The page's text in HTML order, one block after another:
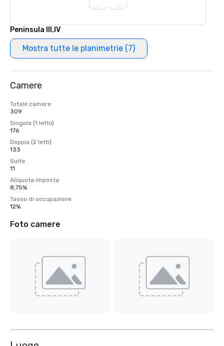
Peninsula III,IV
Mostra tutte le planimetrie (7)
Camere
Totale camere
309
Singola (1 letto)
176
Doppia (2 letti)
133
Suite
11
Aliquota imposta
8,75%
Tasso di occupazione
12%
Foto camere